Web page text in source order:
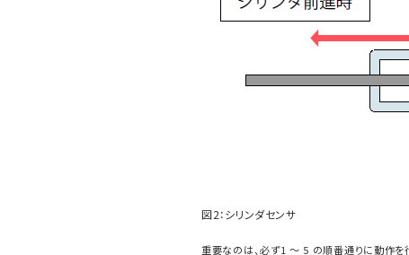
図2：シリンダセンサ
重要なのは、必ず1 ～ 5 の順番通りに動作を